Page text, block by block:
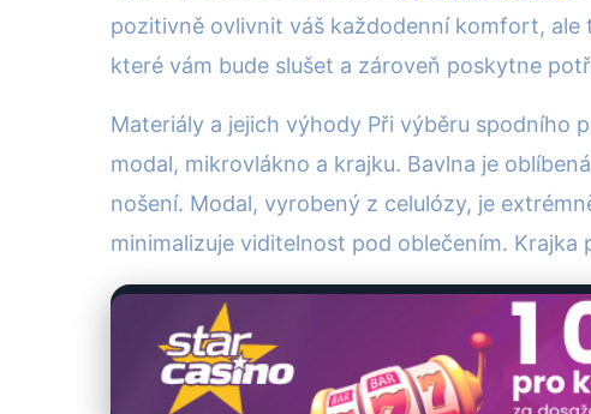
pozitivně ovlivnit váš každodenní komfort,
které vám bude slušet a zároveň poskytne
Materiály a jejich výhody Při výběru spodního
modal, mikrovlákno a krajku. Bavlna je
nošení. Modal, vyrobený z celulózy, je
minimalizuje viditelnost pod oblečením.